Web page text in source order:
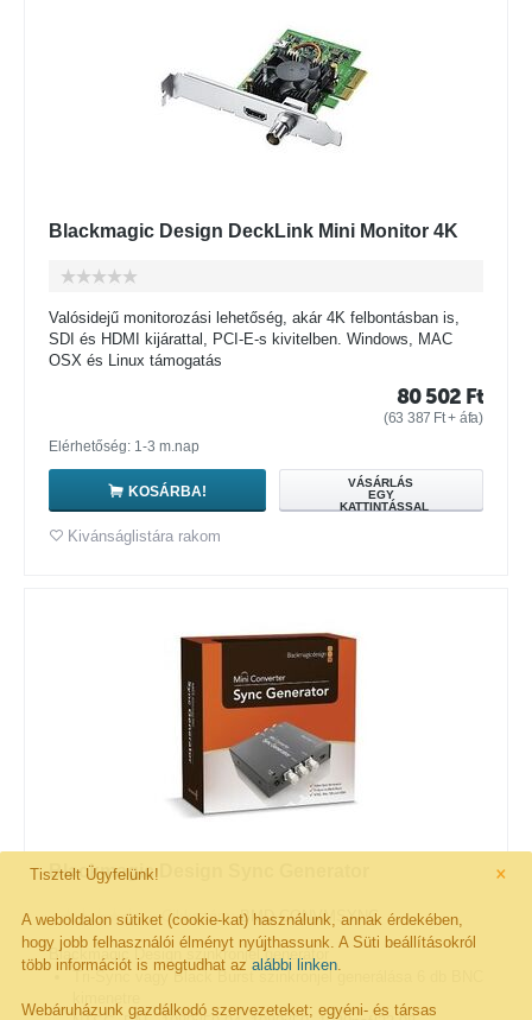
×
Tisztelt Ügyfelünk!
A weboldalon sütiket (cookie-kat) használunk, annak érdekében,
hogy jobb felhasználói élményt nyújthassunk. A Süti beállításokról
több információt is megtudhat az alábbi linken
Webáruházunk gazdálkodó szervezeteket; egyéni- és társas
Blackmagic Design DeckLink Mini Monitor 4K
Valósidejű monitorozási lehetőség, akár 4K felbontásban is,
SDI és HDMI kijárattal, PCI-E-s kivitelben. Windows, MAC
OSX és Linux támogatás
80 502 Ft
(63 387 Ft+ áfa)
Elérhetőség: 1-3 m.nap
KOSÁRBA!
VÁSÁRLÁS
EGY
KATTINTÁSSAL
Kivánságlistára rakom
Blackmagic Design Sync Generator
Cikkszám: BMD-CONVMSYNC
Blackmagic Design szinkronjel generátor
Tri-Sync vagy Black Burst szinkronjel generálása 6 db BNC